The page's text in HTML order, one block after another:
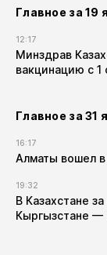
Главное за 19
12:17
Минздрав
вакцинацию с 1
Главное за 31
16:17
Алматы вошел в
19:32
В Казахстане
Кыргызстане —